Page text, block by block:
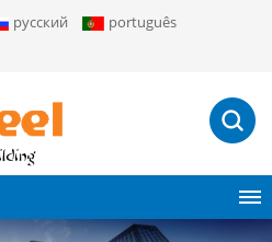
русский
português